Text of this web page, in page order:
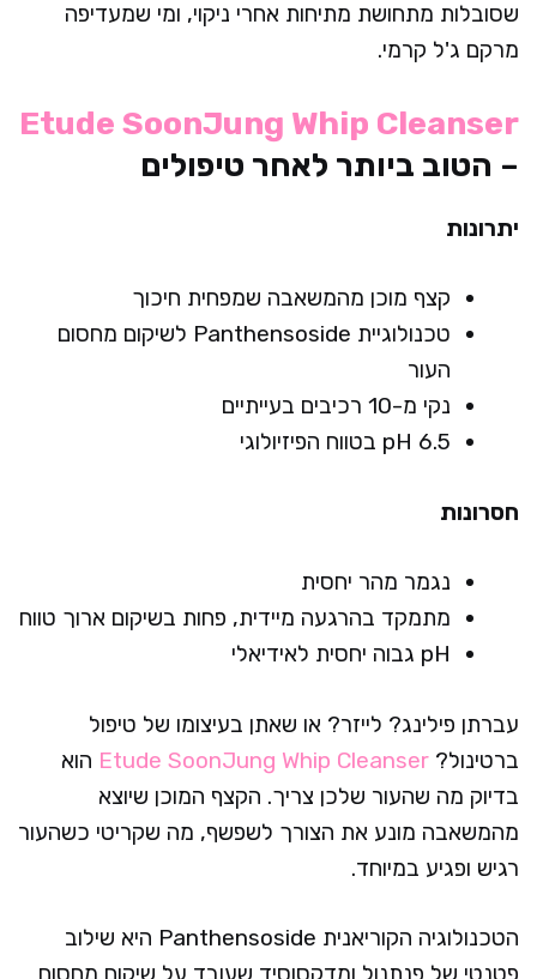
שסובלות מתחושת מתיחות אחרי ניקוי, ומי שמעדיפה
מרקם ג'ל קרמי.
Etude SoonJung Whip Cleanser
– הטוב ביותר לאחר טיפולים
יתרונות
קצף מוכן מהמשאבה שמפחית חיכוך
טכנולוגיית Panthensoside לשיקום מחסום
העור
נקי מ-10 רכיבים בעייתיים
pH 6.5 בטווח הפיזיולוגי
חסרונות
נגמר מהר יחסית
מתמקד בהרגעה מיידית, פחות בשיקום ארוך טווח
pH גבוה יחסית לאידיאלי
עברתן פילינג? לייזר? או שאתן בעיצומו של טיפול
ברטינול? Etude SoonJung Whip Cleanser הוא
בדיוק מה שהעור שלכן צריך. הקצף המוכן שיוצא
מהמשאבה מונע את הצורך לשפשף, מה שקריטי כשהעור
רגיש ופגיע במיוחד.
הטכנולוגיה הקוריאנית Panthensoside היא שילוב